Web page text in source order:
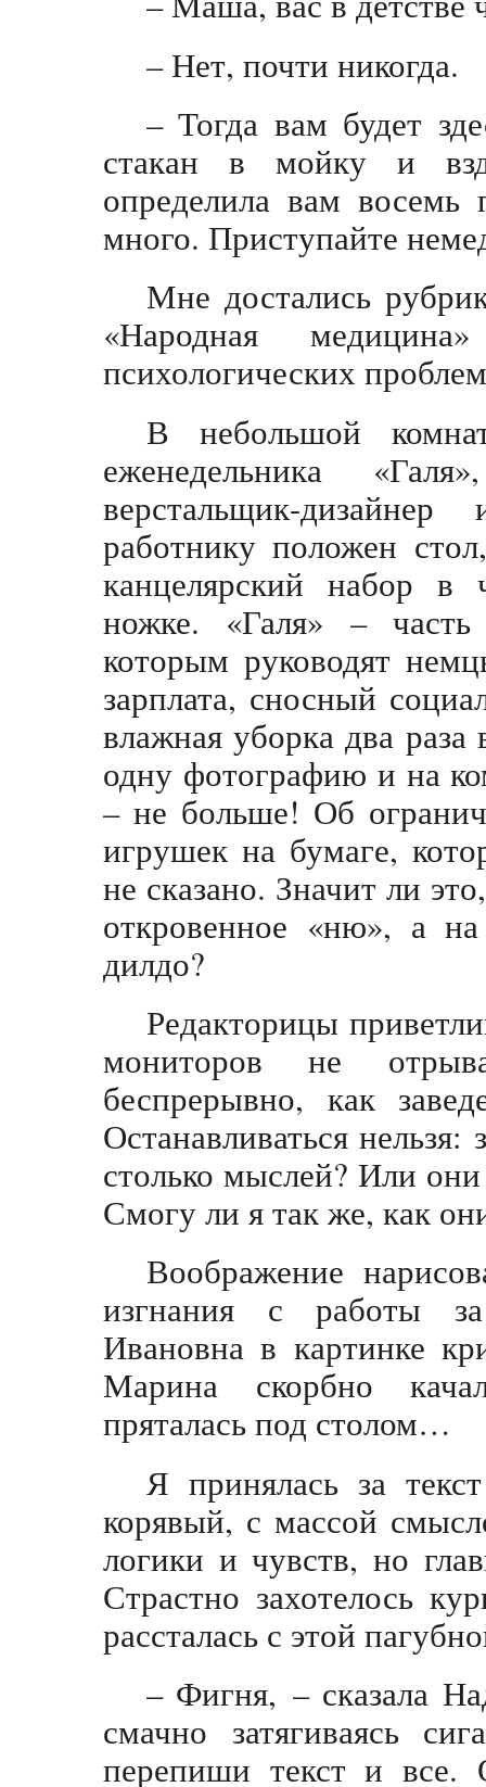
– Нет, почти никогда.
– Тогда вам будет
стакан в мойку и
определила вам
много. Приступайте
Мне достались
«Народная
психологических
В небольшой
еженедельника
верстальщик-
работнику положен
канцелярский набор в
ножке. «Галя» – часть
которым руководят
зарплата, сносный
влажная уборка два
одну фотографию и на
– не больше! Об
игрушек на бумаге,
не сказано. Значит ли
откровенное «ню», а
дилдо?
Редакторицы
мониторов не
беспрерывно, как
Останавливаться
столько мыслей? Или
Смогу ли я так же, как
Воображение
изгнания с работы за
Ивановна в картинке
Марина скорбно
пряталась под столом…
Я принялась за
корявый, с массой
логики и чувств, но
Страстно захотелось
рассталась с этой
– Фигня, – сказала
смачно затягиваясь
перепиши текст и все.